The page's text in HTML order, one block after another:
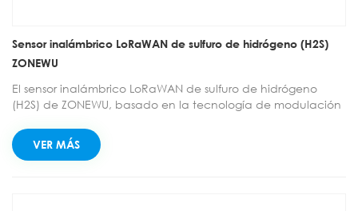
Sensor inalámbrico LoRaWAN de sulfuro de hidrógeno (H2S)
ZONEWU
El sensor inalámbrico LoRaWAN de sulfuro de hidrógeno
(H2S) de ZONEWU, basado en la tecnología de modulación
a ultra larga distancia. Este sensor integra la adquisición y el
monitoreo de datos.
VER MÁS